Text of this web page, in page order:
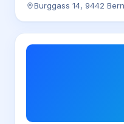
Burggass 14, 9442